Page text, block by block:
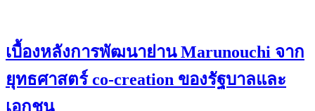
เบื้องหลังการพัฒนาย่าน Marunouchi จาก
ยุทธศาสตร์ co-creation ของรัฐบาลและ
เอกชน